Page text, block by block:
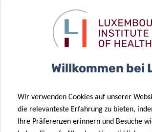
Anstehende
Willkommen bei
Wir verwenden Cookies auf unserer
die relevanteste Erfahrung zu bieten,
Ihre Präferenzen erinnern und Besuche